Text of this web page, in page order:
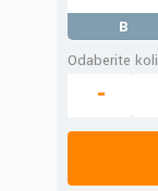
B
Odaberite
-